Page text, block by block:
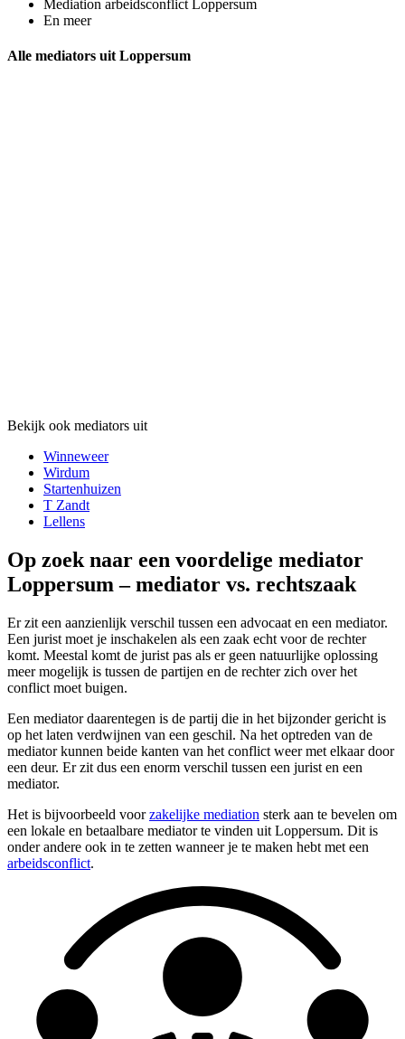
Mediation arbeidsconflict Loppersum
En meer
Alle mediators uit Loppersum
Bekijk ook mediators uit
Winneweer
Wirdum
Startenhuizen
T Zandt
Lellens
Op zoek naar een voordelige mediator
Loppersum – mediator vs. rechtszaak
Er zit een aanzienlijk verschil tussen een advocaat en een mediator.
Een jurist moet je inschakelen als een zaak echt voor de rechter
komt. Meestal komt de jurist pas als er geen natuurlijke oplossing
meer mogelijk is tussen de partijen en de rechter zich over het
conflict moet buigen.
Een mediator daarentegen is de partij die in het bijzonder gericht is
op het laten verdwijnen van een geschil. Na het optreden van de
mediator kunnen beide kanten van het conflict weer met elkaar door
een deur. Er zit dus een enorm verschil tussen een jurist en een
mediator.
Het is bijvoorbeeld voorzakelijke mediation sterk aan te bevelen om
een lokale en betaalbare mediator te vinden uit Loppersum. Dit is
onder andere ook in te zetten wanneer je te maken hebt met een
arbeidsconflict.